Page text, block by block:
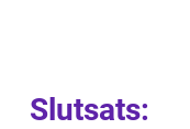
Slutsats: